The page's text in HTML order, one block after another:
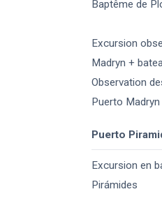
Baptême de
Excursion
Madryn +
Observation
Puerto Madryn
Puerto
Excursion en
Pirámides